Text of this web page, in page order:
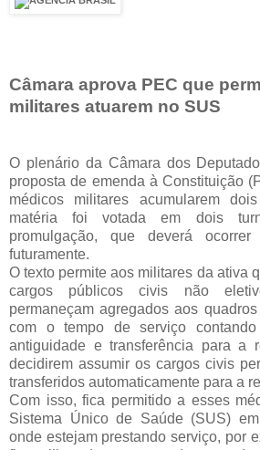
Câmara aprova PEC que
militares atuarem no SUS
O plenário da Câmara dos
proposta de emenda à Constituição
médicos militares acumularem
matéria foi votada em dois
promulgação, que deverá
futuramente.
O texto permite aos militares da ativa
cargos públicos civis não
permaneçam agregados aos
com o tempo de serviço
antiguidade e transferência para a
decidirem assumir os cargos civis
transferidos automaticamente para a
Com isso, fica permitido a esses
Sistema Único de Saúde (SUS)
onde estejam prestando serviço, por